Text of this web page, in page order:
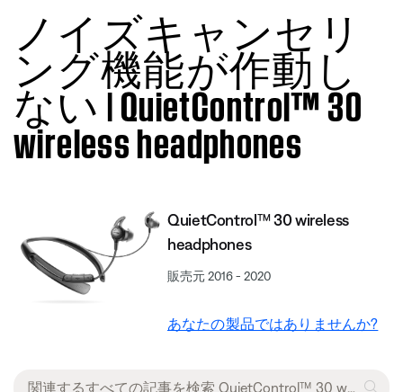
ノイズキャンセリ
ング機能が作動し
ない | QuietControl™ 30
wireless headphones
QuietControl™ 30 wireless
headphones
販売元 2016 - 2020
あなたの製品ではありませんか?